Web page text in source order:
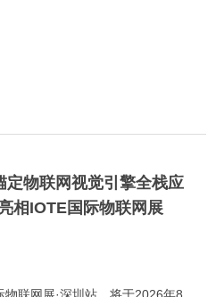
定物联网视觉引擎全栈应
相IOTE国际物联网展